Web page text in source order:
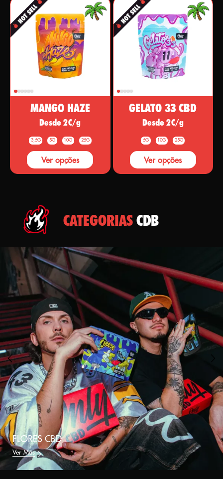
MANGO HAZE
Desde 2€/g
3,5G 5G 10G 25G
Ver opções
GELATO 33 CBD
Desde 2€/g
5G 10G 25G
Ver opções
CATEGORIASCDB
FLORES CBD
Ver Más